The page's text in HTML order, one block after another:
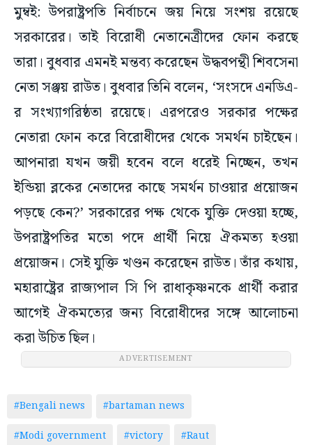
মুম্বই: উপরাষ্ট্রপতি নির্বাচনে জয় নিয়ে সংশয় রয়েছে
সরকারের। তাই বিরোধী নেতানেত্রীদের ফোন করছে
তারা। বুধবার এমনই মন্তব্য করেছেন উদ্ধবপন্থী শিবসেনা
নেতা সঞ্জয় রাউত। বুধবার তিনি বলেন, ‘সংসদে এনডিএ-
র সংখ্যাগরিষ্ঠতা রয়েছে। এরপরেও সরকার পক্ষের
নেতারা ফোন করে বিরোধীদের থেকে সমর্থন চাইছেন।
আপনারা যখন জয়ী হবেন বলে ধরেই নিচ্ছেন, তখন
ইন্ডিয়া ব্লকের নেতাদের কাছে সমর্থন চাওয়ার প্রয়োজন
পড়ছে কেন?’ সরকারের পক্ষ থেকে যুক্তি দেওয়া হচ্ছে,
উপরাষ্ট্রপতির মতো পদে প্রার্থী নিয়ে ঐকমত্য হওয়া
প্রয়োজন। সেই যুক্তি খণ্ডন করেছেন রাউত। তাঁর কথায়,
মহারাষ্ট্রের রাজ্যপাল সি পি রাধাকৃষ্ণনকে প্রার্থী করার
আগেই ঐকমত্যের জন্য বিরোধীদের সঙ্গে আলোচনা
করা উচিত ছিল।
ADVERTISEMENT
#Bengali news
#bartaman news
#Modi government
#victory #Raut